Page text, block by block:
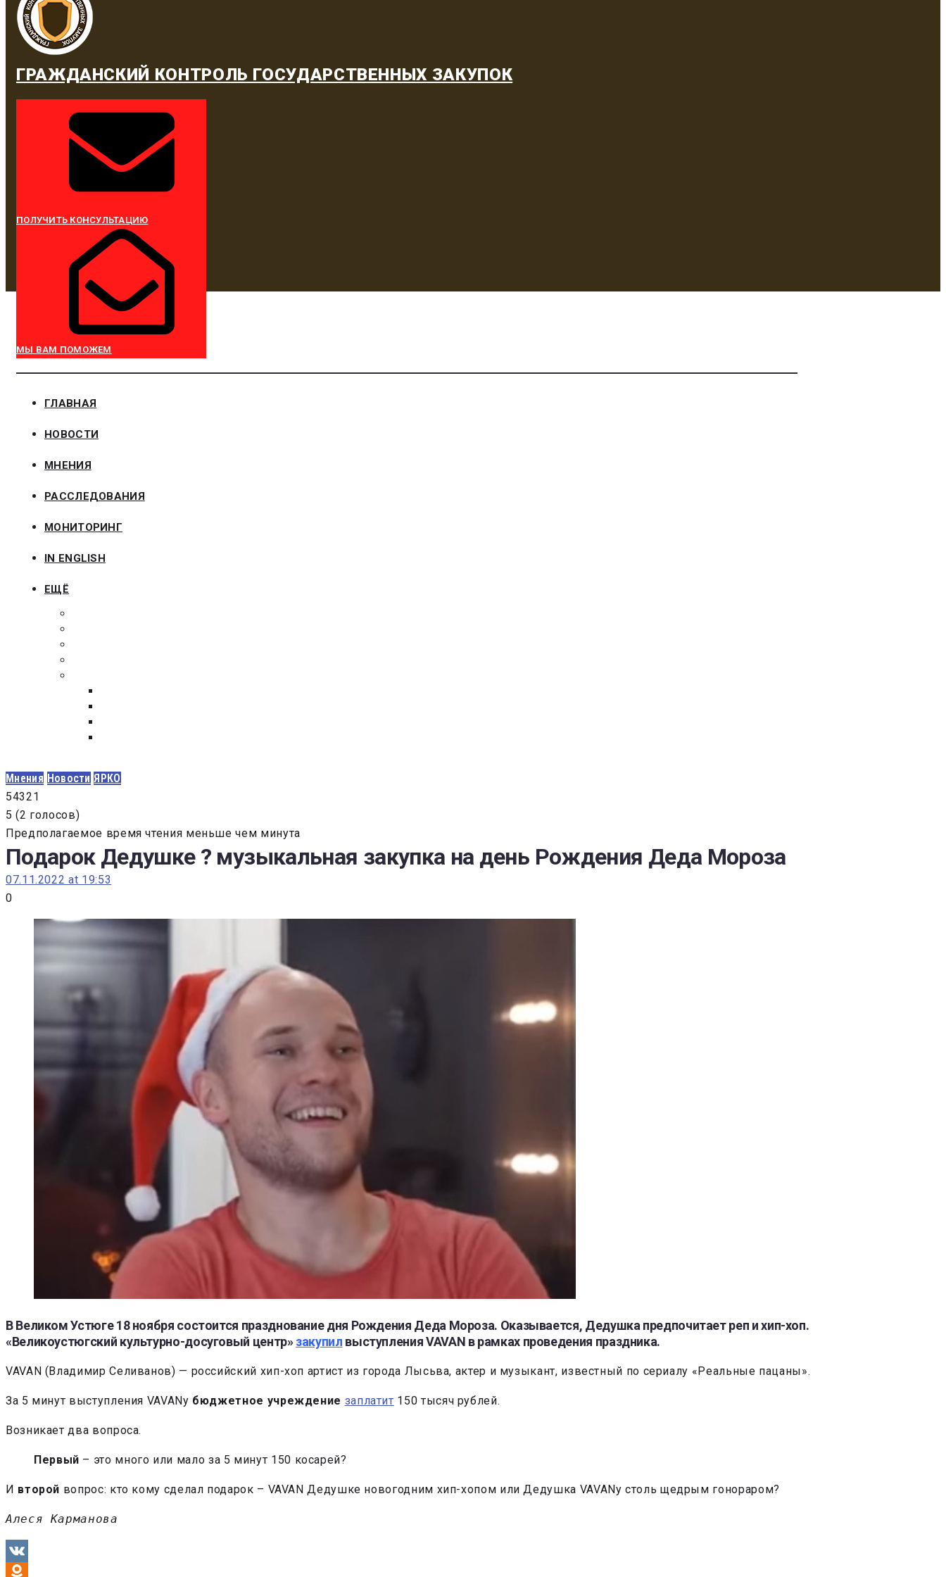
ГРАЖДАНСКИЙ КОНТРОЛЬ ГОСУДАРСТВЕННЫХ ЗАКУПОК
ПОЛУЧИТЬ КОНСУЛЬТАЦИЮ
МЫ ВАМ ПОМОЖЕМ
ГЛАВНАЯ
НОВОСТИ
МНЕНИЯ
РАССЛЕДОВАНИЯ
МОНИТОРИНГ
IN ENGLISH
ЕЩЁ
Мнения Новости ЯРКО
54321
5 (2 голосов)
Предполагаемое время чтения меньше чем минута
Подарок Дедушке ? музыкальная закупка на день Рождения Деда Мороза
07.11.2022 at 19:53
0
В Великом Устюге 18 ноября состоится празднование дня Рождения Деда Мороза. Оказывается, Дедушка предпочитает реп и хип-хоп.
«Великоустюгский культурно-досуговый центр»закупил выступления VAVAN в рамках проведения праздника.
VAVAN (Владимир Селиванов) — российский хип-хоп артист из города Лысьва, актер и музыкант, известный по сериалу «Реальные пацаны».
За 5 минут выступления VAVANу бюджетное учреждение заплатит 150 тысяч рублей.
Возникает два вопроса.
Первый – это много или мало за 5 минут 150 косарей?
И второй вопрос: кто кому сделал подарок – VAVAN Дедушке новогодним хип-хопом или Дедушка VAVANу столь щедрым гонораром?
Алеся Карманова
VK